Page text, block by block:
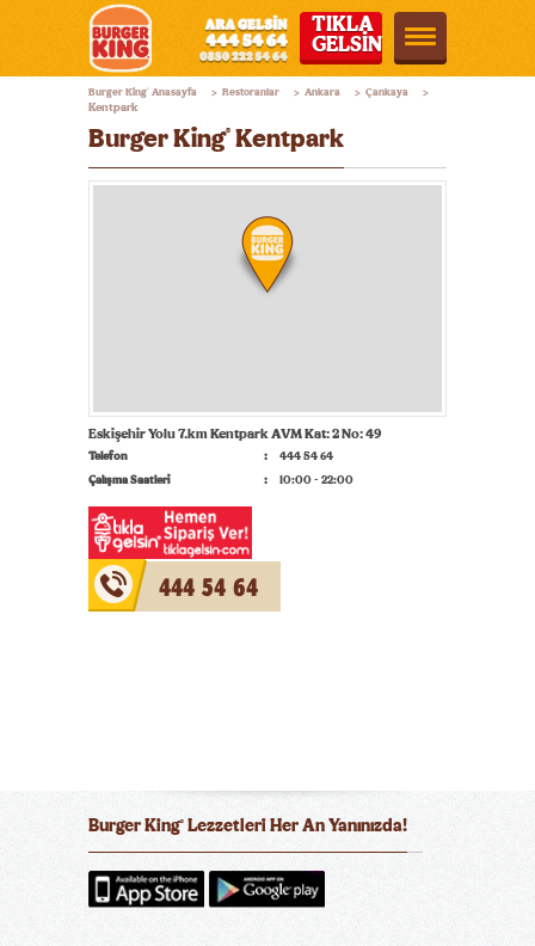
Burger
King®
Türkiye
TIKLA
GELSİN
Burger King® Anasayfa > Restoranlar > Ankara > Çankaya >
Kentpark
Burger King® Kentpark
Eskişehir Yolu 7.km Kentpark AVM Kat: 2 No: 49
Telefon
444 54 64
Çalışma Saatleri
10:00 - 22:00
444 54 64
Burger King® Lezzetleri Her An Yanınızda!